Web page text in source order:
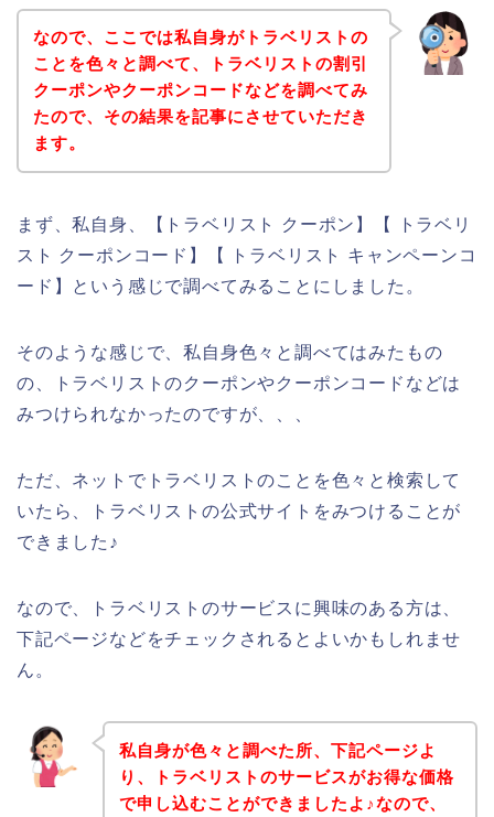
なので、ここでは私自身がトラベリストの
ことを色々と調べて、トラベリストの割引
クーポンやクーポンコードなどを調べてみ
たので、その結果を記事にさせていただき
ます。
まず、私自身、【トラベリスト クーポン】【 トラベリ
スト クーポンコード】【 トラベリスト キャンペーンコ
ード】という感じで調べてみることにしました。
そのような感じで、私自身色々と調べてはみたもの
の、トラベリストのクーポンやクーポンコードなどは
みつけられなかったのですが、、、
ただ、ネットでトラベリストのことを色々と検索して
いたら、トラベリストの公式サイトをみつけることが
できました♪
なので、トラベリストのサービスに興味のある方は、
下記ページなどをチェックされるとよいかもしれませ
ん。
私自身が色々と調べた所、下記ページよ
り、トラベリストのサービスがお得な価格
で申し込むことができましたよ♪なので、